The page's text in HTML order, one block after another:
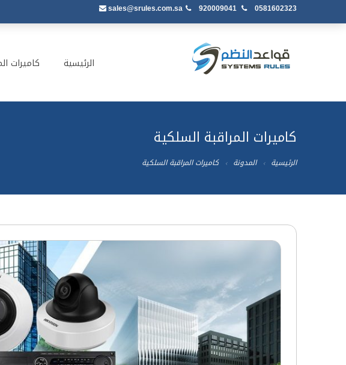
sales@srules.com.sa 920009041 0581602323
الرئيسية كاميرات
كاميرات المراقبة السلكية
الرئيسية المدونة كاميرات المراقبة السلكية